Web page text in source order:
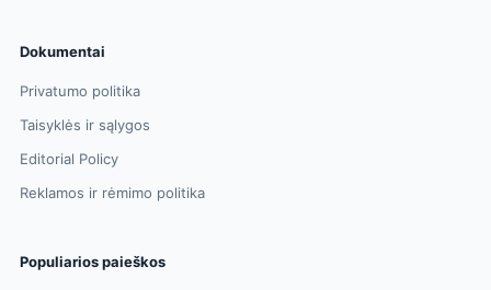
Dokumentai
Privatumo politika
Taisyklės ir sąlygos
Editorial Policy
Reklamos ir rėmimo politika
Populiarios paieškos